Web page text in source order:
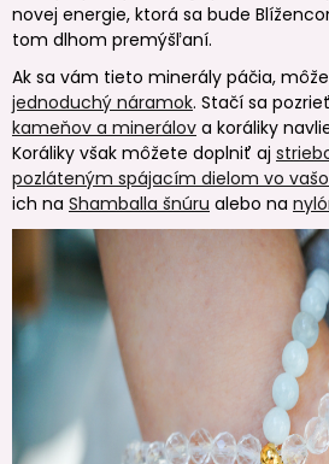
novej energie, ktorá sa bude
tom dlhom premýšľaní.
Ak sa vám tieto minerály páčia,
jednoduchý náramok. Stačí sa
kameňov a minerálov a koráliky
Koráliky však môžete doplniť aj
pozláteným spájacím dielom vo
ich na Shamballa šnúru alebo na